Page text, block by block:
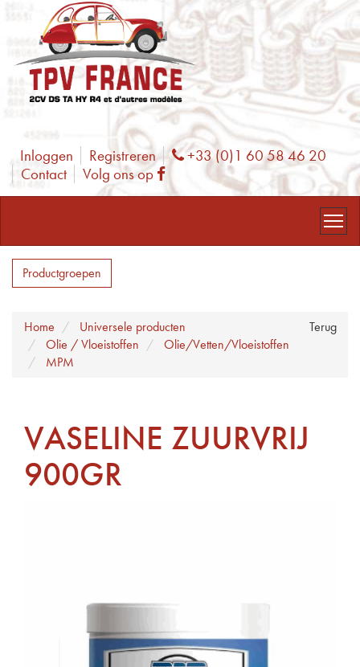
Inloggen Registreren Phone
+33 (0)1 60 58 46 20
Contact
Volg ons op Facebook
Productgroepen
Terug
Home
Universele producten
Olie / Vloeistoffen
Olie/Vetten/Vloeistoffen
MPM
VASELINE ZUURVRIJ
900GR